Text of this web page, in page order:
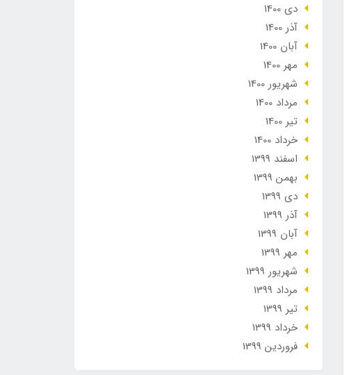
دی 1400
آذر 1400
آبان 1400
مهر 1400
شهریور 1400
مرداد 1400
تير 1400
خرداد 1400
اسفند 1399
بهمن 1399
دی 1399
آذر 1399
آبان 1399
مهر 1399
شهریور 1399
مرداد 1399
تير 1399
خرداد 1399
فروردین 1399